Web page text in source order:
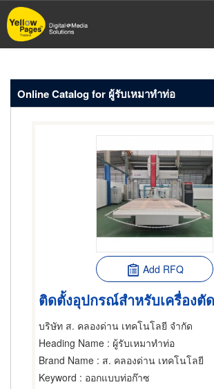
Skip
to
main
Online Catalog for ผู้รับเหมาทำท่อ
Add RFQ
ติดตั้งอุปกรณ์สำหรับเครื่องตั
บริษัท ส. คลองด่าน เทคโนโลยี จำกัด
Heading Name : ผู้รับเหมาทำท่อ
Brand Name : ส. คลองด่าน เทคโนโลยี
Keyword : ออกแบบท่อก๊าซ